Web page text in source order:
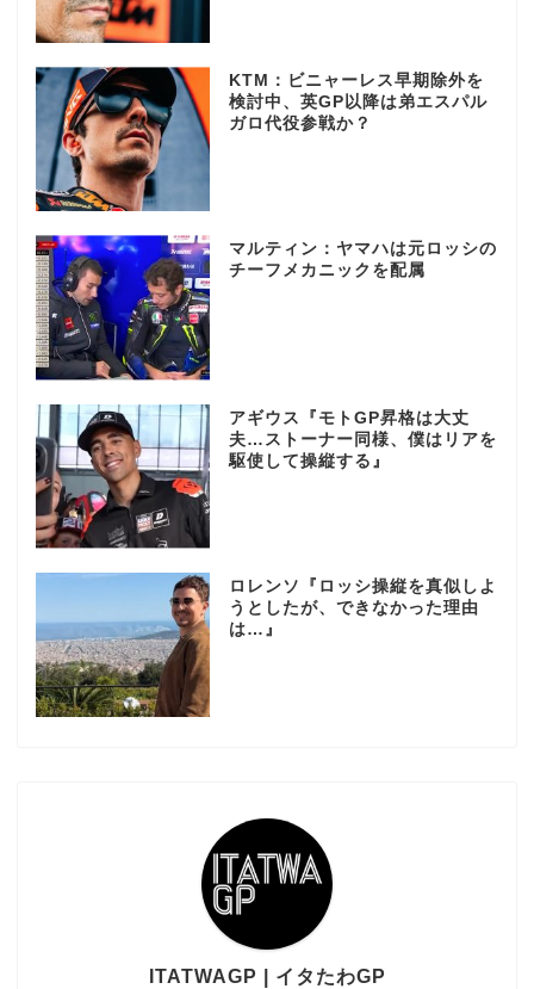
KTM：ビニャーレス早期除外を
検討中、英GP以降は弟エスパル
ガロ代役参戦か？
マルティン：ヤマハは元ロッシの
チーフメカニックを配属
アギウス『モトGP昇格は大丈
夫…ストーナー同様、僕はリアを
駆使して操縦する』
ロレンソ『ロッシ操縦を真似しよ
うとしたが、できなかった理由
は…』
ITATWAGP | イタたわGP